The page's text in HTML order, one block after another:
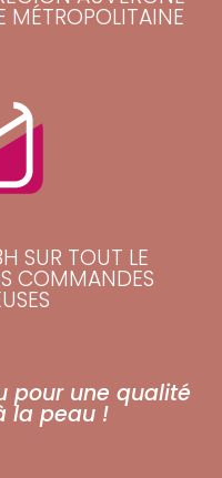
MÉTROPOLITAINE
SUR TOUT LE
COMMANDES
pour une qualité
la peau !